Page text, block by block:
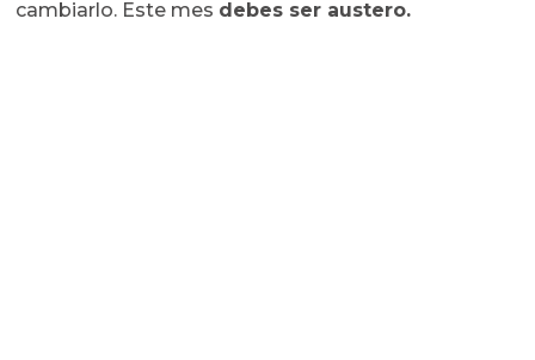
cambiarlo. Este mes debes ser austero.